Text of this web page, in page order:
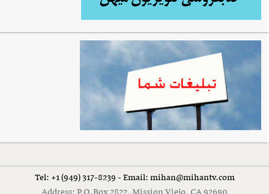
Tel: +1 (949) 317-8239 - Email: mihan@mihantv.com